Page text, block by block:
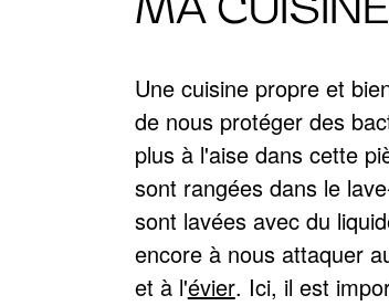
Une cuisine propre et
de nous protéger des
plus à l'aise dans cette
sont rangées dans le
sont lavées avec du
encore à nous attaquer
et à l'évier. Ici, il est